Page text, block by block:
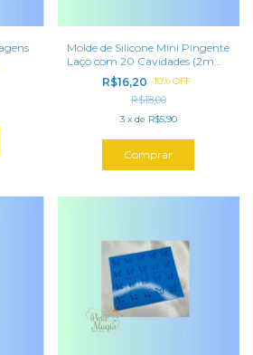
Molde de Silicone Mini Pingente
Laço com 20 Cavidades (2mm)
para Tampa de Caneta
R$16,20-10%OFF
R$18,00
3 x de R$5,90